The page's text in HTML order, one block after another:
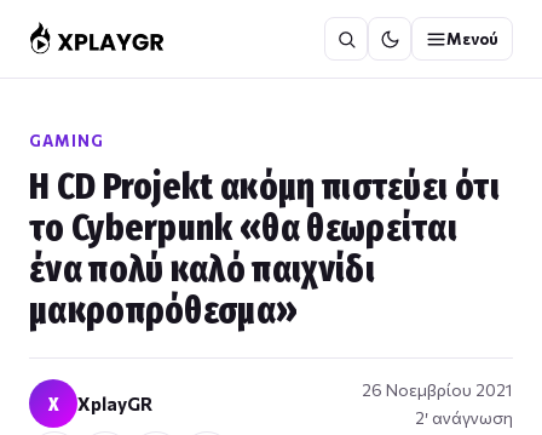
στο
περιεχόμενο
Μενού
GAMING
Η CD Projekt ακόμη πιστεύει ότι
το Cyberpunk «θα θεωρείται
ένα πολύ καλό παιχνίδι
μακροπρόθεσμα»
X XplayGR
26 Νοεμβρίου 2021
2′ ανάγνωση